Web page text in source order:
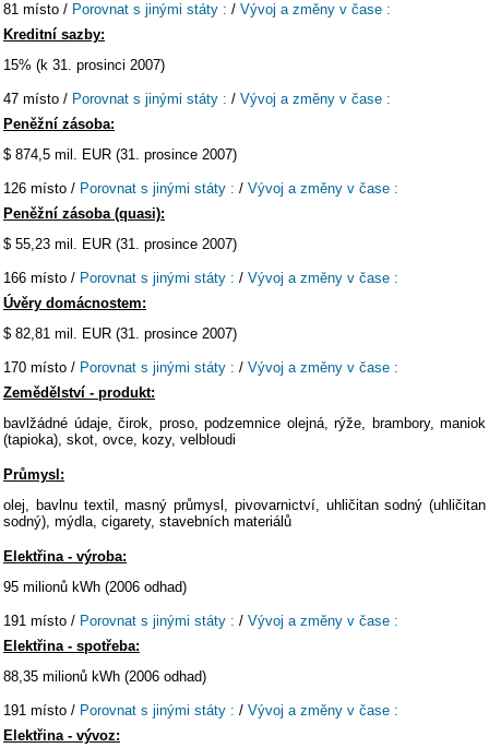
81 místo / Porovnat s jinými státy : / Vývoj a změny v čase :
Kreditní sazby:
15% (k 31. prosinci 2007)
47 místo / Porovnat s jinými státy : / Vývoj a změny v čase :
Peněžní zásoba:
$ 874,5 mil. EUR (31. prosince 2007)
126 místo / Porovnat s jinými státy : / Vývoj a změny v čase :
Peněžní zásoba (quasi):
$ 55,23 mil. EUR (31. prosince 2007)
166 místo / Porovnat s jinými státy : / Vývoj a změny v čase :
Úvěry domácnostem:
$ 82,81 mil. EUR (31. prosince 2007)
170 místo / Porovnat s jinými státy : / Vývoj a změny v čase :
Zemědělství - produkt:
bavlžádné údaje, čirok, proso, podzemnice olejná, rýže, brambory, maniok
(tapioka), skot, ovce, kozy, velbloudi
Průmysl:
olej, bavlnu textil, masný průmysl, pivovarnictví, uhličitan sodný (uhličitan
sodný), mýdla, cigarety, stavebních materiálů
Elektřina - výroba:
95 milionů kWh (2006 odhad)
191 místo / Porovnat s jinými státy : / Vývoj a změny v čase :
Elektřina - spotřeba:
88,35 milionů kWh (2006 odhad)
191 místo / Porovnat s jinými státy : / Vývoj a změny v čase :
Elektřina - vývoz: